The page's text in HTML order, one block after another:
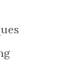
secteur 01D
Gamelin.